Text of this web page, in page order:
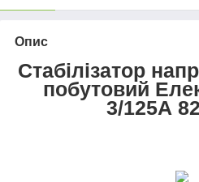
Опис
Стабілізатор
побутовий
3/125А